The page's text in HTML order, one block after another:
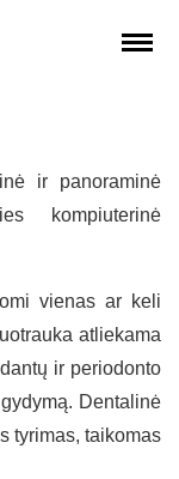
ir panoraminė
kompiuterinė
vienas ar keli
atliekama
ir periodonto
Dentalinė
tyrimas, taikomas